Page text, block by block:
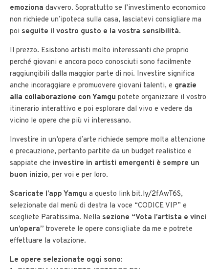
emoziona davvero. Soprattutto se l’investimento economico
non richiede un’ipoteca sulla casa, lasciatevi consigliare ma
poi seguite il vostro gusto e la vostra sensibilità.
Il prezzo. Esistono artisti molto interessanti che proprio
perché giovani e ancora poco conosciuti sono facilmente
raggiungibili dalla maggior parte di noi. Investire significa
anche incoraggiare e promuovere giovani talenti, e grazie
alla collaborazione con Yamgu potete organizzare il vostro
itinerario interattivo e poi esplorare dal vivo e vedere da
vicino le opere che più vi interessano.
Investire in un’opera d’arte richiede sempre molta attenzione
e precauzione, pertanto partite da un budget realistico e
sappiate che investire in artisti emergenti è sempre un
buon inizio, per voi e per loro.
Scaricate l’app Yamgu a questo link bit.ly/2fAwT6S,
selezionate dal menù di destra la voce “CODICE VIP” e
scegliete Paratissima. Nella sezione “Vota l’artista e vinci
un’opera” troverete le opere consigliate da me e potrete
effettuare la votazione.
Le opere selezionate oggi sono: